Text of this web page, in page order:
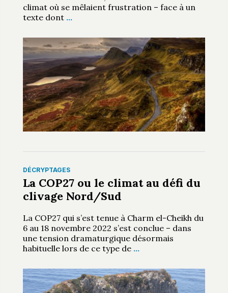
climat où se mêlaient frustration – face à un
texte dont …
DÉCRYPTAGES
La COP27 ou le climat au défi du
clivage Nord/Sud
La COP27 qui s’est tenue à Charm el-Cheikh du
6 au 18 novembre 2022 s’est conclue – dans
une tension dramaturgique désormais
habituelle lors de ce type de …